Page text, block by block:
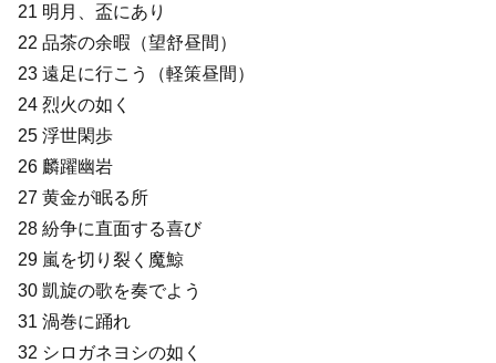
21 明月、盃にあり
22 品茶の余暇（望舒昼間）
23 遠足に行こう（軽策昼間）
24 烈火の如く
25 浮世閑歩
26 麟躍幽岩
27 黄金が眠る所
28 紛争に直面する喜び
29 嵐を切り裂く魔鯨
30 凱旋の歌を奏でよう
31 渦巻に踊れ
32 シロガネヨシの如く